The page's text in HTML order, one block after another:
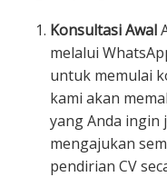
Konsultasi Awal
melalui
untuk memulai
kami akan
yang Anda ingin
mengajukan
pendirian CV